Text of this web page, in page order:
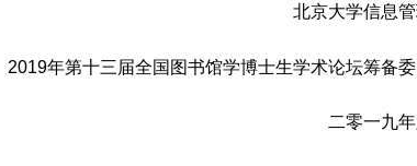
北京大学信息
2019年第十三届全国图书馆学博士生学术论坛筹备
二零一九年